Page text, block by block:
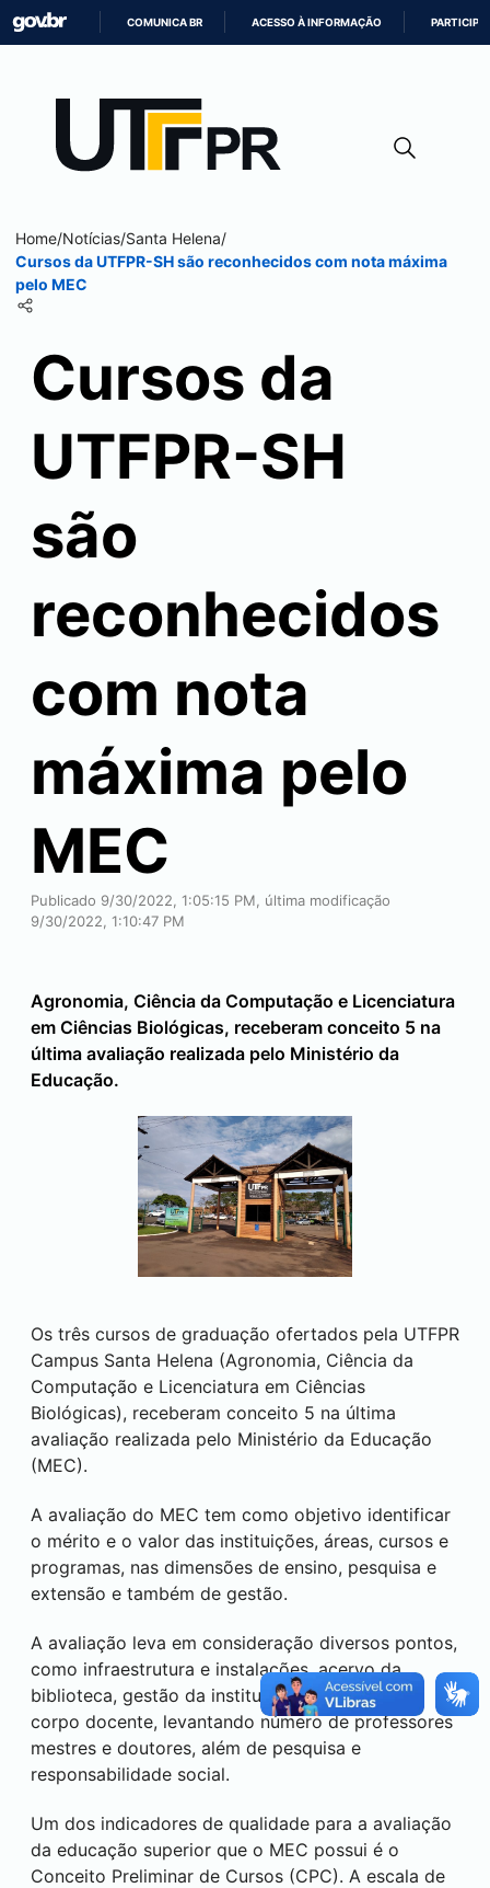
CONTEÚDO
COMUNICA BR ACESSO À INFORMAÇÃO PARTICIPE
Home/Notícias/Santa Helena/
Cursos da UTFPR-SH são reconhecidos com nota máxima
pelo MEC
Cursos da
UTFPR-SH
são
reconhecidos
com nota
máxima pelo
MEC
Publicado 9/30/2022, 1:05:15 PM, última modificação
9/30/2022, 1:10:47 PM
Agronomia, Ciência da Computação e Licenciatura
em Ciências Biológicas, receberam conceito 5 na
última avaliação realizada pelo Ministério da
Educação.
Os três cursos de graduação ofertados pela UTFPR
Campus Santa Helena (Agronomia, Ciência da
Computação e Licenciatura em Ciências
Biológicas), receberam conceito 5 na última
avaliação realizada pelo Ministério da Educação
(MEC).
A avaliação do MEC tem como objetivo identificar
o mérito e o valor das instituições, áreas, cursos e
programas, nas dimensões de ensino, pesquisa e
extensão e também de gestão.
A avaliação leva em consideração diversos pontos,
como infraestrutura e instalações, acervo da
biblioteca, gestão da instituição, qualidade do
corpo docente, levantando número de professores
mestres e doutores, além de pesquisa e
responsabilidade social.
Um dos indicadores de qualidade para a avaliação
da educação superior que o MEC possui é o
Conceito Preliminar de Cursos (CPC). A escala de